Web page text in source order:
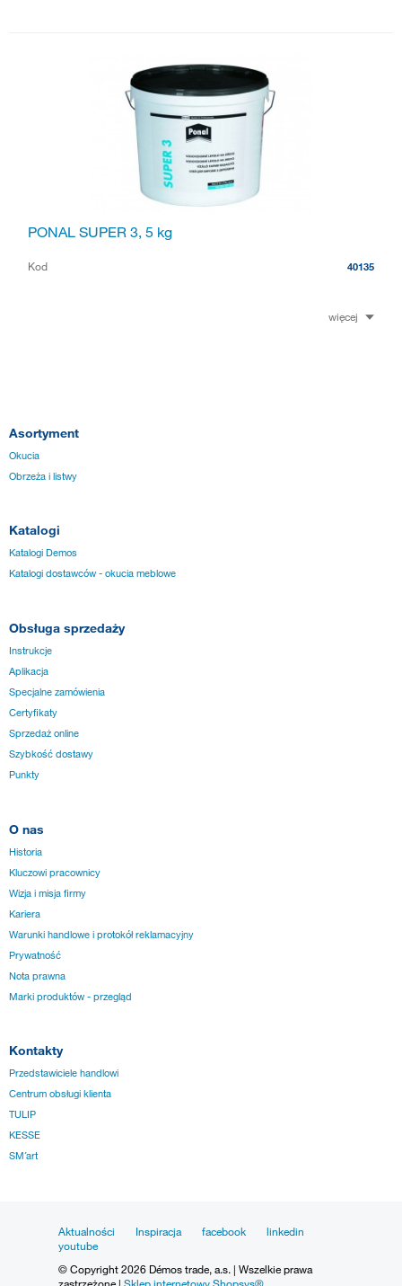
PONAL SUPER 3, 5 kg
Kod 40135
więcej
Asortyment
Okucia
Obrzeża i listwy
Katalogi
Katalogi Demos
Katalogi dostawców - okucia meblowe
Obsługa sprzedaży
Instrukcje
Aplikacja
Specjalne zamówienia
Certyfikaty
Sprzedaż online
Szybkość dostawy
Punkty
O nas
Historia
Kluczowi pracownicy
Wizja i misja firmy
Kariera
Warunki handlowe i protokół reklamacyjny
Prywatność
Nota prawna
Marki produktów - przegląd
Kontakty
Przedstawiciele handlowi
Centrum obsługi klienta
TULIP
KESSE
SM´art
Aktualności Inspiracja facebook
linkedin
youtube
© Copyright 2026 Démos trade, a.s. | Wszelkie prawa